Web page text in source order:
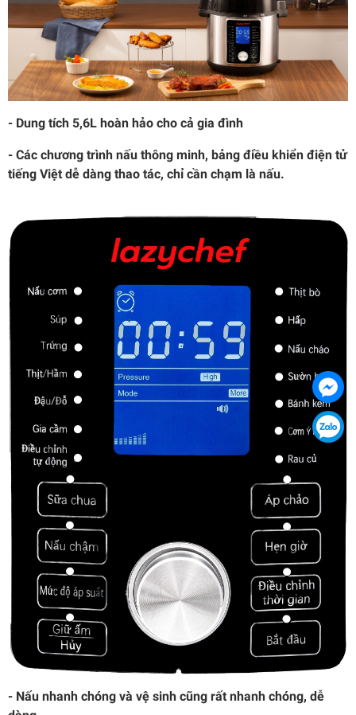
- Dung tích 5,6L hoàn hảo cho cả gia đình
- Các chương trình nấu thông minh, bảng điều khiển điện tử
tiếng Việt dễ dàng thao tác, chỉ cần chạm là nấu.
- Nấu nhanh chóng và vệ sinh cũng rất nhanh chóng, dễ